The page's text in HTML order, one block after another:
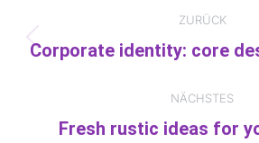
K
ZURÜCK
Corporate identity: core
NÄCHSTES
Nächster
Fresh rustic ideas for